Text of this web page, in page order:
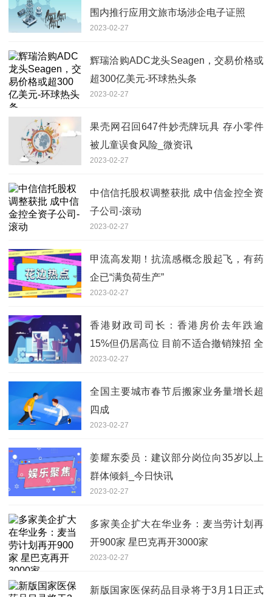
围内推行应用文旅市场涉企电子证照
2023-02-27
辉瑞洽购ADC龙头Seagen，交易价格或
超300亿美元-环球热头条
2023-02-27
果壳网召回647件妙壳牌玩具 存小零件
被儿童误食风险_微资讯
2023-02-27
中信信托股权调整获批 成中信金控全资
子公司-滚动
2023-02-27
甲流高发期！抗流感概念股起飞，有药
企已“满负荷生产”
2023-02-27
香港财政司司长：香港房价去年跌逾
15%但仍居高位 目前不适合撤销辣招 全
球聚看点
2023-02-27
全国主要城市春节后搬家业务量增长超
四成
2023-02-27
姜耀东委员：建议部分岗位向35岁以上
群体倾斜_今日快讯
2023-02-27
多家美企扩大在华业务：麦当劳计划再
开900家 星巴克再开3000家
2023-02-27
新版国家医保药品目录将于3月1日正式